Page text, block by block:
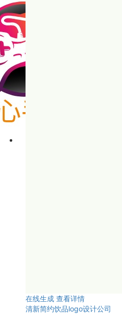
在线生成 查看详情
清新简约饮品logo设计公司